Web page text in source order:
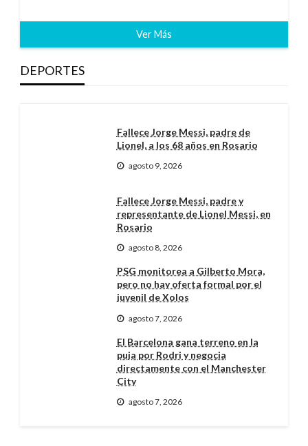
Ver Más
DEPORTES
Fallece Jorge Messi, padre de
Lionel, a los 68 años en Rosario
agosto 9, 2026
Fallece Jorge Messi, padre y
representante de Lionel Messi, en
Rosario
agosto 8, 2026
PSG monitorea a Gilberto Mora,
pero no hay oferta formal por el
juvenil de Xolos
agosto 7, 2026
El Barcelona gana terreno en la
puja por Rodri y negocia
directamente con el Manchester
City
agosto 7, 2026